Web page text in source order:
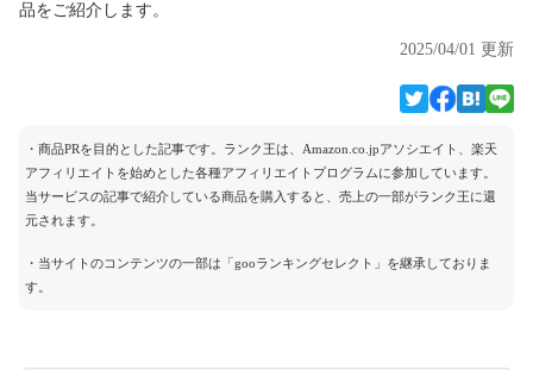
品をご紹介します。
2025/04/01 更新
・商品PRを目的とした記事です。ランク王は、Amazon.co.jpアソシエイト、楽天
アフィリエイトを始めとした各種アフィリエイトプログラムに参加しています。
当サービスの記事で紹介している商品を購入すると、売上の一部がランク王に還
元されます。
・当サイトのコンテンツの一部は「gooランキングセレクト」を継承しておりま
す。